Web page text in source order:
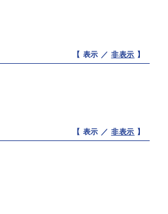
【 表示 ／ 非表示 】
【 表示 ／ 非表示 】